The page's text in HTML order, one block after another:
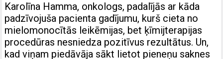
Karolīna Hamma, onkologs, padalījās ar kāda
padzīvojuša pacienta gadījumu, kurš cieta no
mielomonocītās leikēmijas, bet ķīmijterapijas
procedūras nesniedza pozitīvus rezultātus. Un,
kad viņam piedāvāja sākt lietot pieneņu saknes